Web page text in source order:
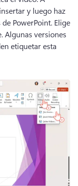
y luego haz
PowerPoint. Elige
Algunas versiones
etiquetar esta